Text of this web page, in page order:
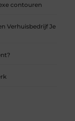
contouren
Verhuisbedrijf Je